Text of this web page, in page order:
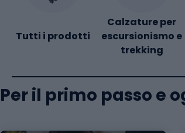
Tutti i prodotti
Calzature per
escursionismo e
trekking
Per il primo passo e